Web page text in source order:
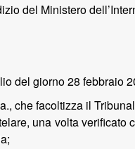
del Ministero
del giorno 28 febbraio
che facoltizza il
una volta verificato